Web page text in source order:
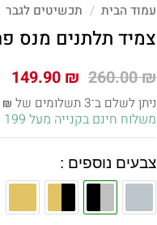
עמוד הבית / תכשיטים לגבר
צמיד תלתנים מנס
260.00₪ המחיר
המקורי
היה:
260.00 ₪.
149.90 ₪
ניתן לשלם ב־3 תשלומים של ₪
משלוח חינם בקנייה מעל 199 ש״ח!
צבעים נוספים :